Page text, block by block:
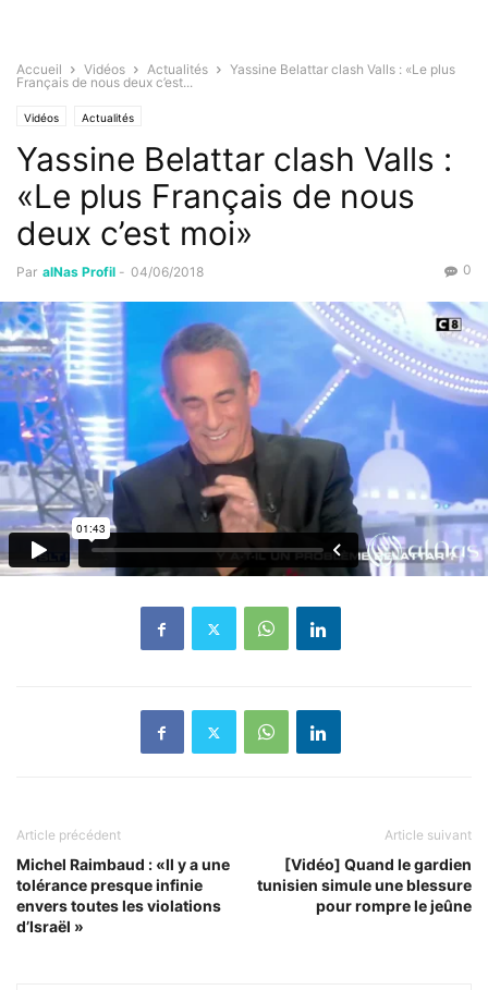
Accueil Vidéos Actualités
Yassine Belattar clash Valls : «Le plus
Français de nous deux c’est...
Vidéos Actualités
Yassine Belattar clash Valls :
«Le plus Français de nous
deux c’est moi»
Par alNas Profil - 04/06/2018 0
Article précédent
Michel Raimbaud : «Il y a une
tolérance presque infinie
envers toutes les violations
d’Israël »
Article suivant
[Vidéo] Quand le gardien
tunisien simule une blessure
pour rompre le jeûne